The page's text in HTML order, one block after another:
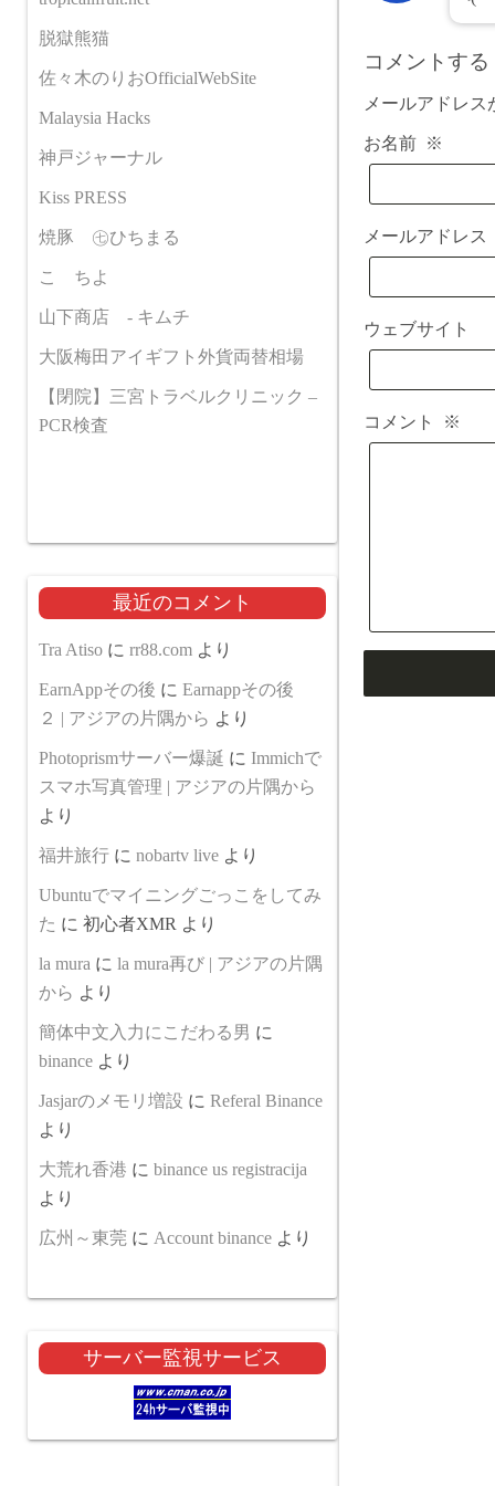
コメントする
メールアドレ
お名前 ※
メールアドレス
ウェブサイト
コメント ※
脱獄熊猫
佐々木のりおOfficialWebSite
Malaysia Hacks
神戸ジャーナル
Kiss PRESS
焼豚 ㊆ひちまる
こゝちよ
山下商店 - キムチ
大阪梅田アイギフト外貨両替相場
【閉院】三宮トラベルクリニック –
PCR検査
最近のコメント
Tra Atiso に rr88.com より
EarnAppその後 に Earnappその後
２ | アジアの片隅から より
Photoprismサーバー爆誕 に Immichで
スマホ写真管理 | アジアの片隅から
より
福井旅行 に nobartv live より
Ubuntuでマイニングごっこをしてみ
た に 初心者XMR より
la mura に la mura再び | アジアの片隅
から より
簡体中文入力にこだわる男 に
binance より
Jasjarのメモリ増設 に Referal Binance
より
大荒れ香港 に binance us registracija
より
広州～東莞 に Account binance より
サーバー監視サービス